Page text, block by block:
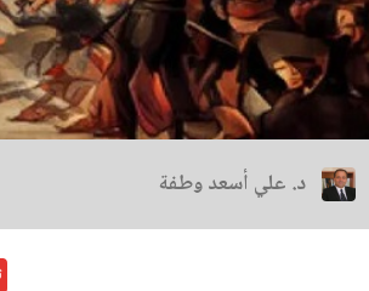
د. علي أسعد وطفة